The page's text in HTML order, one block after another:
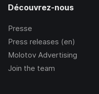
Découvrez-nous
Presse
Press releases (en)
Molotov Advertising
Join the team